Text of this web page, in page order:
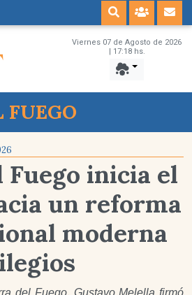
Viernes 07 de Agosto de 2026
| 17:18 hs.
FUEGO
inicia el
un reforma
moderna